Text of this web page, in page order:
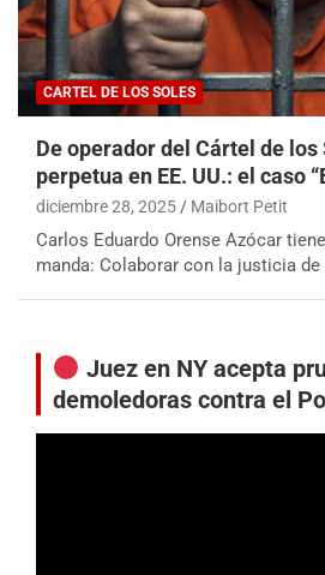
CARTEL DE LOS SOLES
De operador del Cártel de
perpetua en EE. UU.: el caso
diciembre 28, 2025 Maibort Petit
Carlos Eduardo Orense Azócar
manda: Colaborar con la justicia
Juez en NY acepta
demoledoras contra el